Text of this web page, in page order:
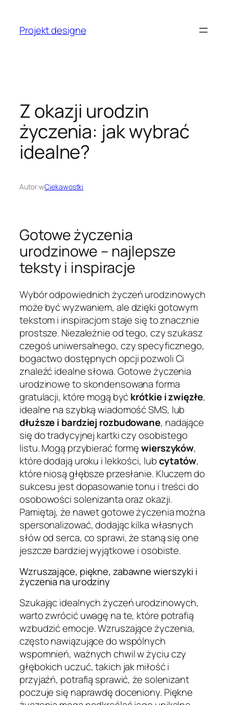
treściProjekt designe
Z okazji urodzin
życzenia: jak wybrać
idealne?
Autor:wCiekawostki
Gotowe życzenia
urodzinowe – najlepsze
teksty i inspiracje
Wybór odpowiednich życzeń urodzinowych
może być wyzwaniem, ale dzięki gotowym
tekstom i inspiracjom staje się to znacznie
prostsze. Niezależnie od tego, czy szukasz
czegoś uniwersalnego, czy specyficznego,
bogactwo dostępnych opcji pozwoli Ci
znaleźć idealne słowa. Gotowe życzenia
urodzinowe to skondensowana forma
gratulacji, które mogą byćkrótkie i zwięzłe,
idealne na szybką wiadomość SMS, lub
dłuższe i bardziej rozbudowane, nadające
się do tradycyjnej kartki czy osobistego
listu. Mogą przybierać formęwierszyków,
które dodają uroku i lekkości, lubcytatów,
które niosą głębsze przesłanie. Kluczem do
sukcesu jest dopasowanie tonu i treści do
osobowości solenizanta oraz okazji.
Pamiętaj, że nawet gotowe życzenia można
spersonalizować, dodając kilka własnych
słów od serca, co sprawi, że staną się one
jeszcze bardziej wyjątkowe i osobiste.
Wzruszające, piękne, zabawne wierszyki i
życzenia na urodziny
Szukając idealnych życzeń urodzinowych,
warto zwrócić uwagę na te, które potrafią
wzbudzić emocje. Wzruszające życzenia,
często nawiązujące do wspólnych
wspomnień, ważnych chwil w życiu czy
głębokich uczuć, takich jak miłość i
przyjaźń, potrafią sprawić, że solenizant
poczuje się naprawdę doceniony. Piękne